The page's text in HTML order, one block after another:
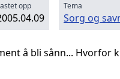
opp Tema
Sorg og
å bli sånn...